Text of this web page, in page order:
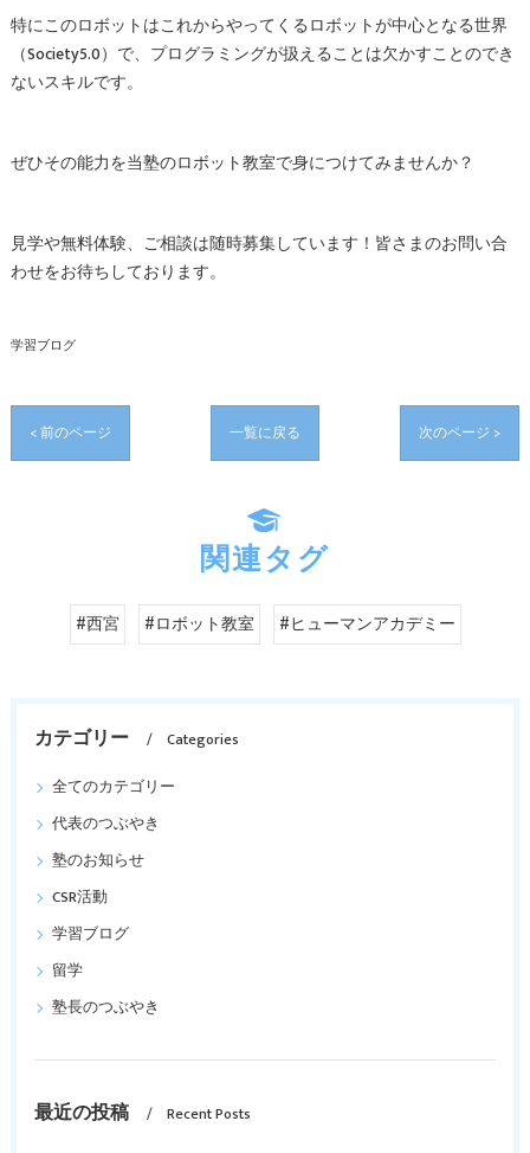
特にこのロボットはこれからやってくるロボットが中心となる世界
（Society5.0）で、プログラミングが扱えることは欠かすことのでき
ないスキルです。
ぜひその能力を当塾のロボット教室で身につけてみませんか？
見学や無料体験、ご相談は随時募集しています！皆さまのお問い合
わせをお待ちしております。
学習ブログ
< 前のページ 一覧に戻る 次のページ >
関連タグ
#西宮 #ロボット教室 #ヒューマンアカデミー
カテゴリー
Categories
全てのカテゴリー
代表のつぶやき
塾のお知らせ
CSR活動
学習ブログ
留学
塾長のつぶやき
最近の投稿 Recent Posts